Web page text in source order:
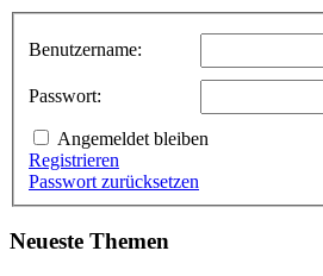
Benutzername:
Passwort:
Angemeldet bleiben
Registrieren
Passwort zurücksetzen
Neueste Themen